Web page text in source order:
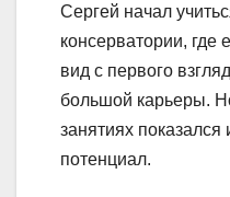
Сергей начал
консерватории,
вид с первого
большой карьеры.
занятиях
потенциал.